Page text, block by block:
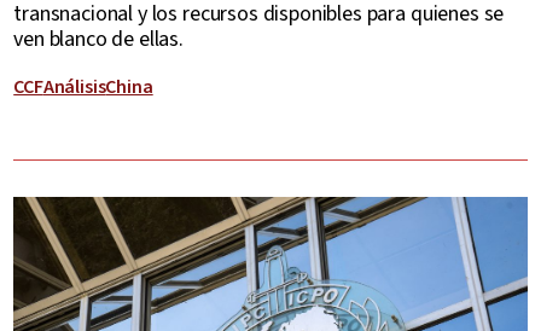
transnacional y los recursos disponibles para quienes se
ven blanco de ellas.
CCFAnálisisChina